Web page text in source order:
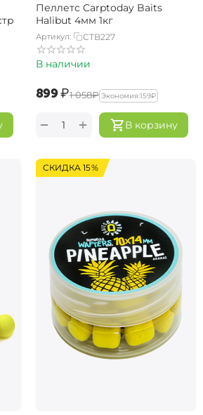
Пеллетс Carptoday Baits
Halibut 4мм 1кг
Артикул: CTB227
В наличии
‍899‍₽‍1 058‍₽ Экономия:‍159‍₽
В корзину
+
−
СКИДКА 15%